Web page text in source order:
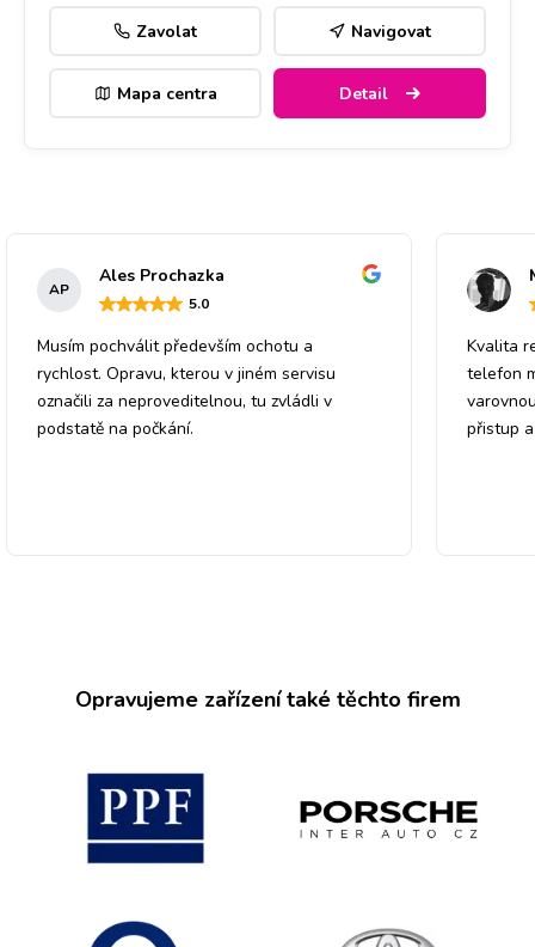
Zavolat Navigovat
Mapa centra Detail
AP
Ales Prochazka
5.0
Musím pochválit především ochotu a
rychlost. Opravu, kterou v jiném servisu
označili za neproveditelnou, tu zvládli v
podstatě na počkání.
Kvalita
telefon
přistup
Opravujeme zařízení také těchto firem